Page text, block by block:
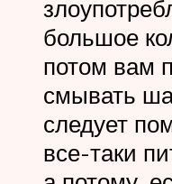
большое
потом вам
смывать
следует
все-таки